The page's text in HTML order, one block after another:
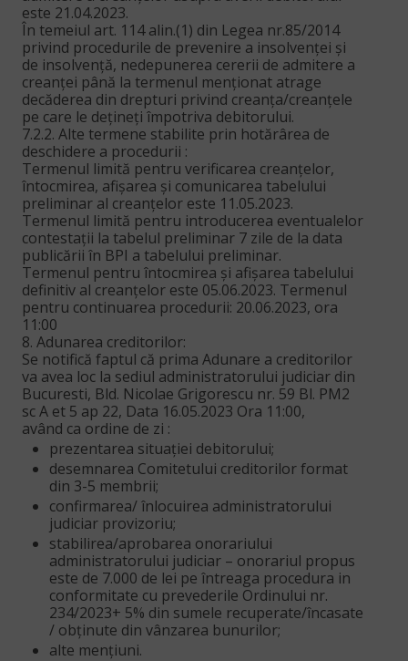
este 21.04.2023.
În temeiul art. 114 alin.(1) din Legea nr.85/2014
privind procedurile de prevenire a insolvenței şi
de insolvență, nedepunerea cererii de admitere a
creanței până la termenul menționat atrage
decăderea din drepturi privind creanța/creanțele
pe care le dețineți împotriva debitorului.
7.2.2. Alte termene stabilite prin hotărârea de
deschidere a procedurii :
Termenul limită pentru verificarea creanțelor,
întocmirea, afișarea şi comunicarea tabelului
preliminar al creanțelor este 11.05.2023.
Termenul limită pentru introducerea eventualelor
contestații la tabelul preliminar 7 zile de la data
publicării în BPI a tabelului preliminar.
Termenul pentru întocmirea şi afișarea tabelului
definitiv al creanțelor este 05.06.2023. Termenul
pentru continuarea procedurii: 20.06.2023, ora
11:00
8. Adunarea creditorilor:
Se notifică faptul că prima Adunare a creditorilor
va avea loc la sediul administratorului judiciar din
Bucuresti, Bld. Nicolae Grigorescu nr. 59 Bl. PM2
sc A et 5 ap 22, Data 16.05.2023 Ora 11:00,
având ca ordine de zi :
prezentarea situației debitorului;
desemnarea Comitetului creditorilor format
din 3-5 membrii;
confirmarea/ înlocuirea administratorului
judiciar provizoriu;
stabilirea/aprobarea onorariului
administratorului judiciar – onorariul propus
este de 7.000 de lei pe întreaga procedura in
conformitate cu prevederile Ordinului nr.
234/2023+ 5% din sumele recuperate/încasate
/ obținute din vânzarea bunurilor;
alte mențiuni.